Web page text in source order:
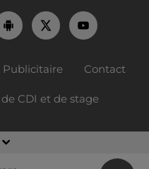
Publicitaire Contact
CDI et de stage